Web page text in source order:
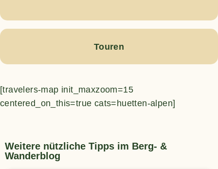
Touren
[travelers-map init_maxzoom=15
centered_on_this=true cats=huetten-alpen]
Weitere nützliche Tipps im Berg- &
Wanderblog